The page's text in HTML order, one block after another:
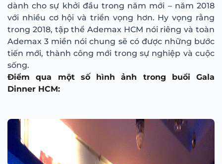
dành cho sự khởi đầu trong năm mới – năm 2018
với nhiều cơ hội và triển vọng hơn. Hy vọng rằng
trong 2018, tập thể Ademax HCM nói riêng và toàn
Ademax 3 miền nói chung sẽ có được những bước
tiến mới, thành công mới trong sự nghiệp và cuộc
sống.
Điểm qua một số hình ảnh trong buổi Gala
Dinner HCM: